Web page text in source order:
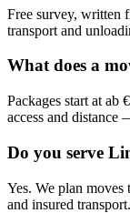
Free survey, written
transport and
What does a
Packages start at ab
access and
Do you serve
Yes. We plan
and insured transport.